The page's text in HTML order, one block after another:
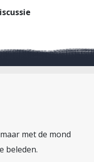
met de mond
beleden.